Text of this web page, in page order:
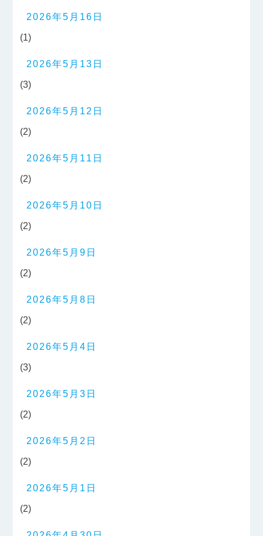
2026年5月16日
(1)
2026年5月13日
(3)
2026年5月12日
(2)
2026年5月11日
(2)
2026年5月10日
(2)
2026年5月9日
(2)
2026年5月8日
(2)
2026年5月4日
(3)
2026年5月3日
(2)
2026年5月2日
(2)
2026年5月1日
(2)